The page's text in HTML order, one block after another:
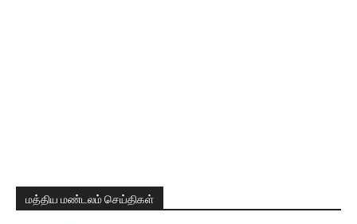
மத்திய மண்டலம் செய்திகள்